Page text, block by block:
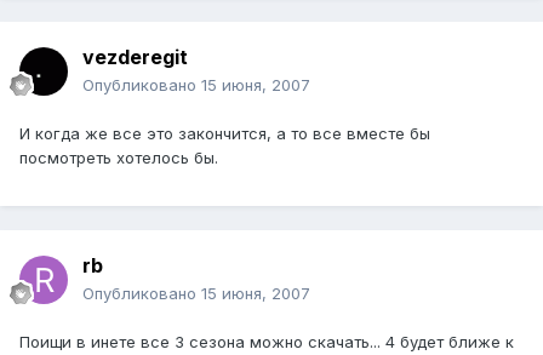
vezderegit
Опубликовано 15 июня, 2007
И когда же все это закончится, а то все вместе бы
посмотреть хотелось бы.
rb
Опубликовано 15 июня, 2007
Поищи в инете все 3 сезона можно скачать... 4 будет ближе к